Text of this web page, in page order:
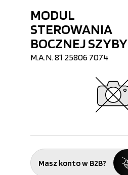
MODUL
STEROWANIA
BOCZNEJ SZYBY
M.A.N.81 25806 7074
Masz konto w B2B?